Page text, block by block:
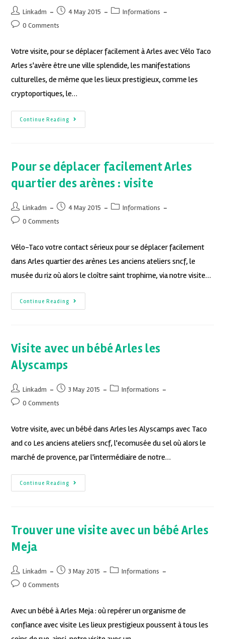
Linkadm 4 May 2015
Informations
0 Comments
Votre visite, pour se déplacer facilement à Arles avec Vélo Taco
Arles s'avère être une ville splendide, les manifestations
culturelles, de même que les lieux prestigieux, comme les
cryptoportiques, le…
Continue Reading
Pour se déplacer facilement Arles
quartier des arènes : visite
Linkadm 4 May 2015
Informations
0 Comments
Vélo-Taco votre contact sérieux pour se déplacer facilement
dans Arles quartier des arènes Les anciens ateliers sncf, le
musée du riz où alors le cloître saint trophime, via notre visite…
Continue Reading
Visite avec un bébé Arles les
Alyscamps
Linkadm 3 May 2015
Informations
0 Comments
Votre visite, avec un bébé dans Arles les Alyscamps avec Taco
and co Les anciens ateliers sncf, l'ecomusée du sel où alors le
marché de provence, par l'intermédiaire de notre…
Continue Reading
Trouver une visite avec un bébé Arles
Meja
Linkadm 3 May 2015
Informations
0 Comments
Avec un bébé à Arles Meja : où repérer un organisme de
confiance avec visite Les lieux prestigieux poussent à tous les